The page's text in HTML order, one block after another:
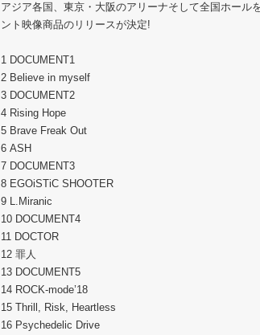
アジア各国、東京・大阪のアリーナそして全国ホール
ント映像商品のリリースが決定!
1 DOCUMENT1
2 Believe in myself
3 DOCUMENT2
4 Rising Hope
5 Brave Freak Out
6 ASH
7 DOCUMENT3
8 EGOiSTiC SHOOTER
9 L.Miranic
10 DOCUMENT4
11 DOCTOR
12 罪人
13 DOCUMENT5
14 ROCK-mode’18
15 Thrill, Risk, Heartless
16 Psychedelic Drive